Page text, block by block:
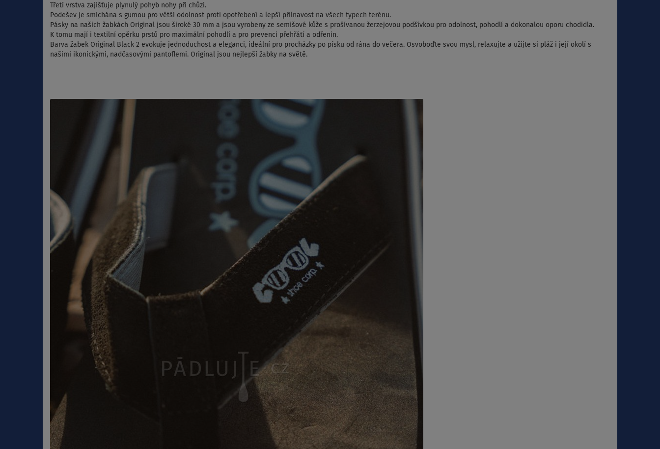
Třetí vrstva zajišťuje plynulý pohyb nohy při chůzi.
Podešev je smíchána s gumou pro větší odolnost proti opotřebení a lepší přilnavost na všech typech terénu.
Pásky na našich žabkách Original jsou široké 30 mm a jsou vyrobeny ze semišové kůže s prošívanou žerzejovou podšívkou pro odolnost, pohodlí a dokonalou oporu chodidla.
K tomu mají i textilní opěrku prstů pro maximální pohodlí a pro prevenci přehřátí a odřenin.
Barva žabek Original Black 2 evokuje jednoduchost a eleganci, ideální pro procházky po písku od rána do večera. Osvoboďte svou mysl, relaxujte a užijte si pláž i její okolí s
našimi ikonickými, nadčasovými pantoflemi. Original jsou nejlepší žabky na světě.